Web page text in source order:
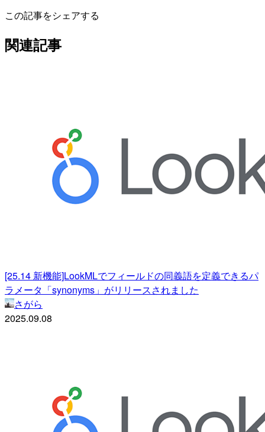
この記事をシェアする
関連記事
[25.14 新機能]LookMLでフィールドの同義語を定義できるパ
ラメータ「synonyms」がリリースされました
さがら
2025.09.08